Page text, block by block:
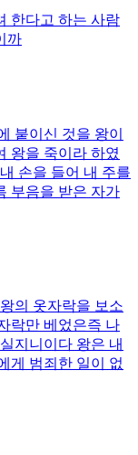
한다고 하는 사람
까
붙이신 것을 왕이
왕을 죽이라 하였
손을 들어 내 주를
부음을 받은 자가
의 옷자락을 보소
락만 베었은즉 나
지니이다 왕은 내
게 범죄한 일이 없